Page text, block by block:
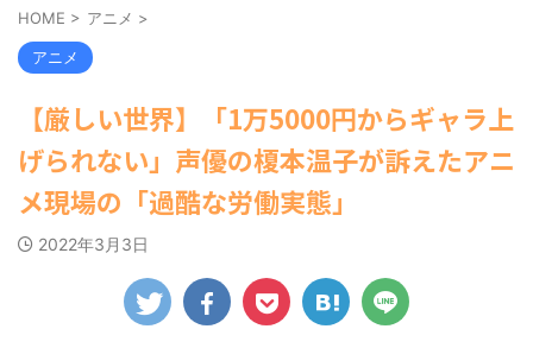
願が死ぬほど / 気になるニュースまと
めアンテナ
(8/29 00:00)
【モバマスSS】志希「苺の美味し
い食べ方。そして雪美と食べる... / 気
00:00)
【速報】スプラトゥーン公式、謝
罪 / 気になるニュースまとめアンテナ
(8/28 23:50)
Powered by livedoor 相互
22:26)
【為替相場】為替介入により一時
1ドル157円台 しかし戻しも... / にゅー
すなう！ まとめアンテナ (7/30
22:16)
勇気を出して白人美女にチン凸し
海外「日本よ、お前がナンバーワ
ンだ」 熊本地震直後の日本の対... / に
ゅーすなう！ まとめアンテナ
HKT48の田中美久
さんは4月8日、自
身のInstagramを更
があらわになった
ビキニ姿を披露し
ました。 「素敵
ーで綺麗」 田中さ
絵文字と共に、自
しました。 黒っぽ
いビキニを着用し
イト『ヤングアニ
マルWeb』のグラ
ビアに初登場し
ボディを武器に、
トが掲載されてお
り、ボディライン
「OS☆K」の南み
ゆかさんが、6月
20日発売のマンガ
日生まれの16歳。
今年2月に同誌の表
HOME > アニメ >
アニメ
【厳しい世界】「1万5000円からギャラ上
げられない」声優の榎本温子が訴えたアニ
メ現場の「過酷な労働実態」
2022年3月3日